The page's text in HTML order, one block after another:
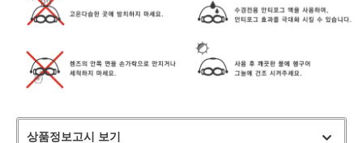
상품정보고시 보기